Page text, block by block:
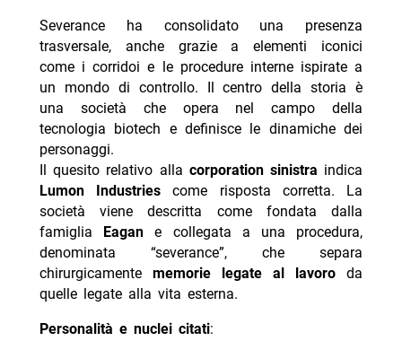
Severance ha consolidato una presenza
trasversale, anche grazie a elementi iconici
come i corridoi e le procedure interne ispirate a
un mondo di controllo. Il centro della storia è
una società che opera nel campo della
tecnologia biotech e definisce le dinamiche dei
personaggi.
Il quesito relativo alla corporation sinistra indica
Lumon Industries come risposta corretta. La
società viene descritta come fondata dalla
famiglia Eagan e collegata a una procedura,
denominata “severance”, che separa
chirurgicamente memorie legate al lavoro da
quelle legate alla vita esterna.
Personalità e nuclei citati: